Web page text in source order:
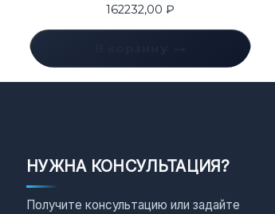
162232,00 ₽
НУЖНА КОНСУЛЬТАЦИЯ?
Получите консультацию или задайте